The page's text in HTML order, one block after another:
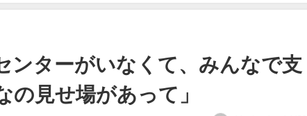
17:15〜 SHOWROOM】
ちごみるく×マヨラー星人 と同じと考えてよろしいですか？
ｗｗｗｗｗ
たうちの息子が団地住みの貧乏に学歴で負けた」
ンターがいなくて、みんなで支
の見せ場があって」